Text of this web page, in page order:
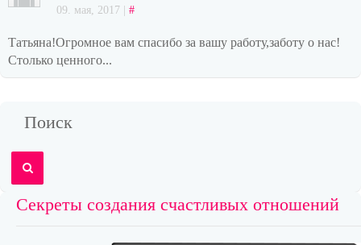
09. мая, 2017 | #
Татьяна!Огромное вам спасибо за вашу работу,заботу о нас!
Столько ценного...
Поиск
Секреты создания счастливых отношений